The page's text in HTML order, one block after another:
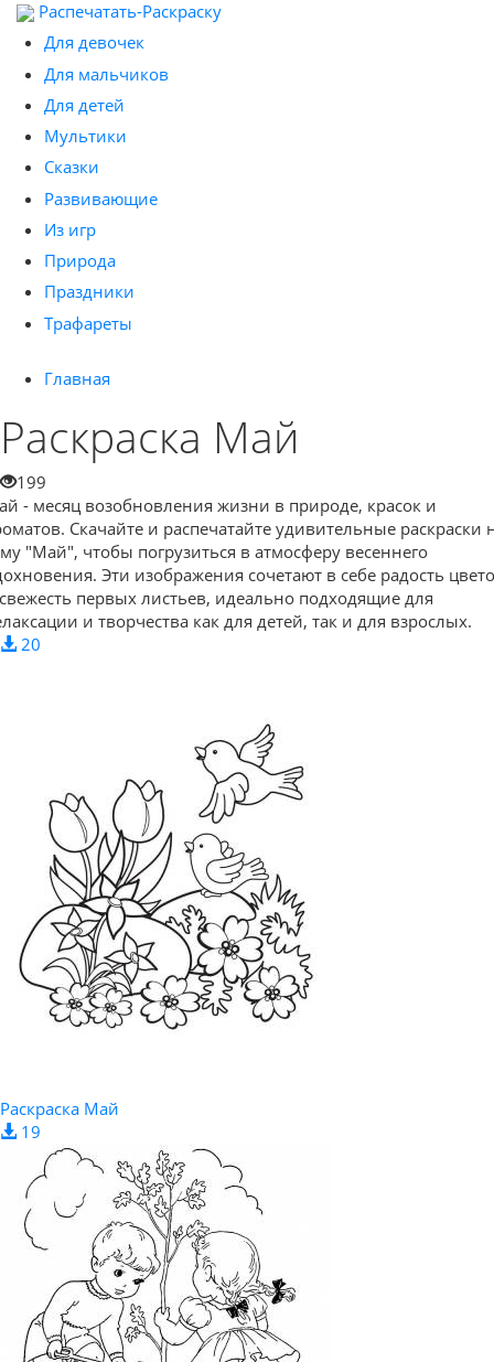
Распечатать-Раскраску
Для девочек
Для мальчиков
Для детей
Мультики
Сказки
Развивающие
Из игр
Природа
Праздники
Трафареты
Главная
Раскраска Май
199
- месяц возобновления жизни в природе, красок и
Скачайте и распечатайте удивительные раскраски
"Май", чтобы погрузиться в атмосферу весеннего
Эти изображения сочетают в себе радость
первых листьев, идеально подходящие для
и творчества как для детей, так и для взрослых.
20
Раскраска Май
19